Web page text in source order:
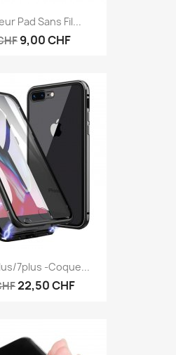
Pad Sans Fil...
9,00 CHF
7plus -Coque...
22,50 CHF